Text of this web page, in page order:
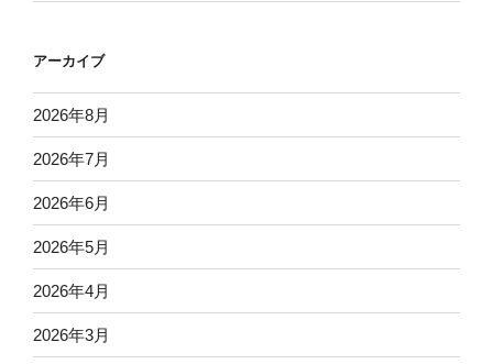
アーカイブ
2026年8月
2026年7月
2026年6月
2026年5月
2026年4月
2026年3月